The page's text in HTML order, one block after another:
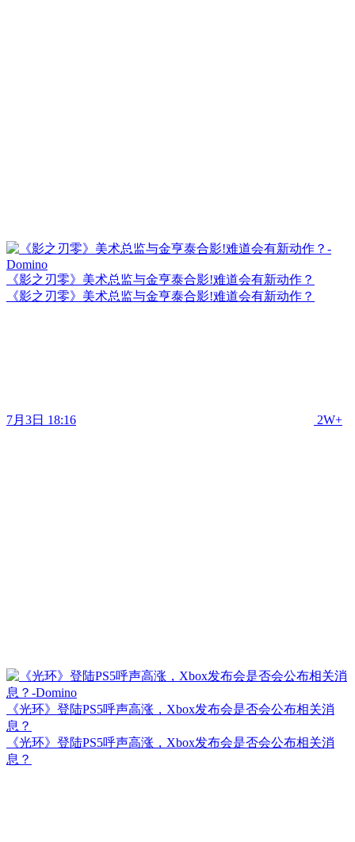
《影之刃零》美术总监与金亨泰合影!难道会有新动作？
《影之刃零》美术总监与金亨泰合影!难道会有新动作？
7月3日 18:16 2W+
《光环》登陆PS5呼声高涨，Xbox发布会是否会公布相关消
息？
《光环》登陆PS5呼声高涨，Xbox发布会是否会公布相关消
息？